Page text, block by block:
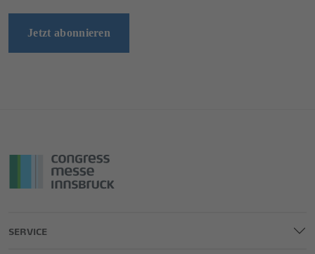
Jetzt abonnieren
SERVICE